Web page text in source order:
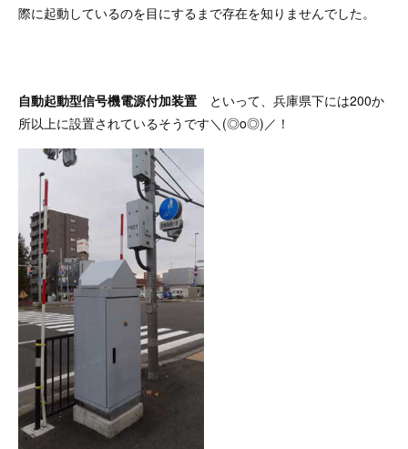
際に起動しているのを目にするまで存在を知りませんでした。
自動起動型信号機電源付加装置 といって、兵庫県下には200か
所以上に設置されているそうです＼(◎o◎)／！